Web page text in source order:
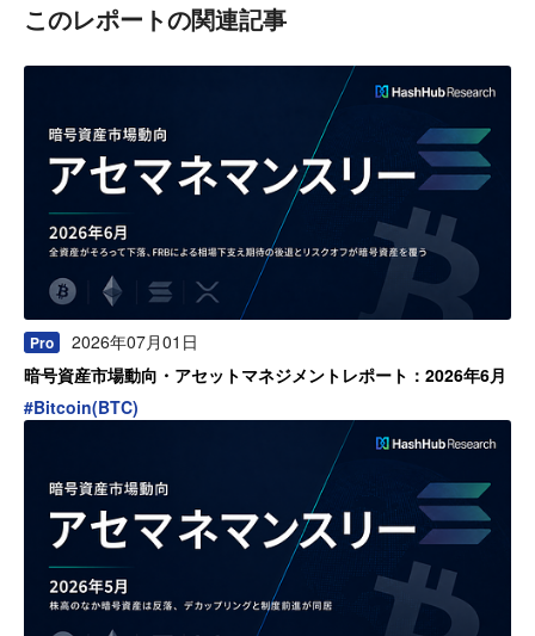
このレポートの関連記事
Pro
2026年07月01日
暗号資産市場動向・アセットマネジメントレポート：2026年6月
#Bitcoin(BTC)